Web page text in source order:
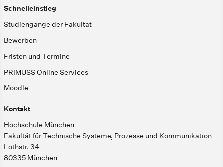
Schnelleinstieg
Studiengänge der Fakultät
Bewerben
Fristen und Termine
PRIMUSS Online Services
Moodle
Kontakt
Hochschule München
Fakultät für Technische Systeme, Prozesse und Kommunikation
Lothstr. 34
80335 München